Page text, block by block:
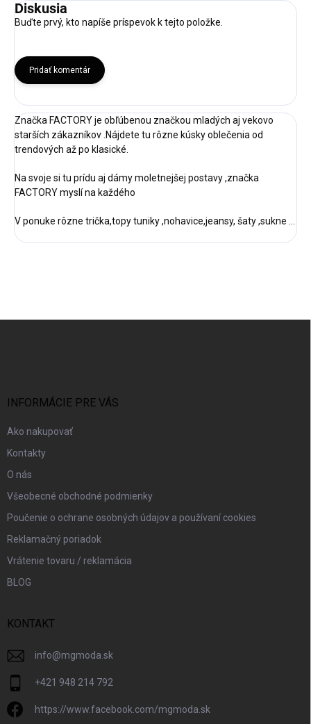
Diskusia
Buďte prvý, kto napíše príspevok k tejto položke.
Pridať komentár
Značka FACTORY je obľúbenou značkou mladých aj vekovo
starších zákazníkov .Nájdete tu rôzne kúsky oblečenia od
trendových až po klasické.
Na svoje si tu prídu aj dámy moletnejšej postavy ,značka
FACTORY myslí na každého
V ponuke rôzne trička,topy tuniky ,nohavice,jeansy, šaty ,sukne ...
INFORMÁCIE PRE VÁS
Ako nakupovať
Kontakty
O nás
Všeobecné obchodné podmienky
Poučenie o ochrane osobných údajov a používaní cookies
Reklamačný poriadok
Vrátenie tovaru / reklamácia
BLOG
KONTAKT
info@mgmoda.sk
+421 948 214 792
https://www.facebook.com/mgmoda.sk